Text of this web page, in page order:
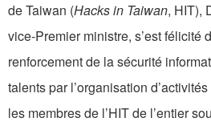
de Taiwan (Hacks in Taiwan, HIT),
vice-Premier ministre, s’est félicité
renforcement de la sécurité
talents par l’organisation
les membres de l’HIT de l’entier